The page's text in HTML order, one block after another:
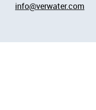
info@verwater.com